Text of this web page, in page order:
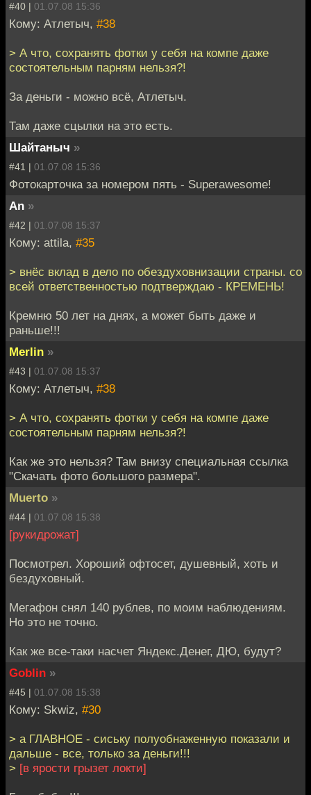
#40 | 01.07.08 15:36
Кому: Атлетыч, #38
> А что, сохранять фотки у себя на компе даже
состоятельным парням нельзя?!
За деньги - можно всё, Атлетыч.
Там даже сцылки на это есть.
Шайтаныч »
#41 | 01.07.08 15:36
Фотокарточка за номером пять - Superawesome!
An »
#42 | 01.07.08 15:37
Кому: attila, #35
> внёс вклад в дело по обездуховнизации страны. со
всей ответственностью подтверждаю - КРЕМЕНЬ!
Кремню 50 лет на днях, а может быть даже и
раньше!!!
Merlin »
#43 | 01.07.08 15:37
Кому: Атлетыч, #38
> А что, сохранять фотки у себя на компе даже
состоятельным парням нельзя?!
Как же это нельзя? Там внизу специальная ссылка
"Скачать фото большого размера".
Muerto »
#44 | 01.07.08 15:38
[рукидрожат]
Посмотрел. Хороший офтосет, душевный, хоть и
бездуховный.
Мегафон снял 140 рублев, по моим наблюдениям.
Но это не точно.
Как же все-таки насчет Яндекс.Денег, ДЮ, будут?
Goblin »
#45 | 01.07.08 15:38
Кому: Skwiz, #30
> а ГЛАВНОЕ - сиську полуобнаженную показали и
дальше - все, только за деньги!!!
> [в ярости грызет локти]